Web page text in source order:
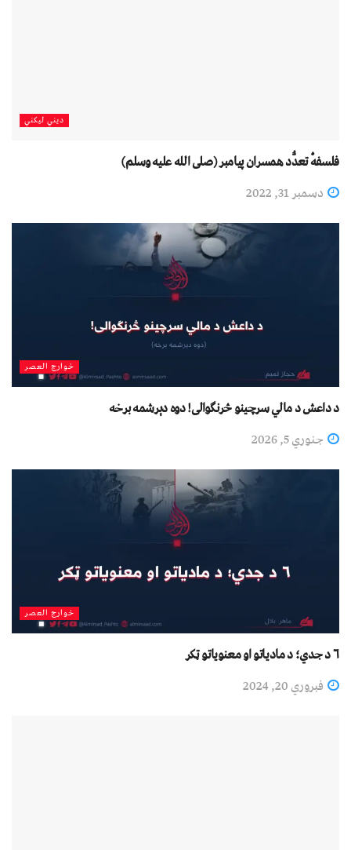
دیني لیکني
فلسفهٔ تعدُّد همسران پیامبر ‏‎)‎صلی الله علیه وسلم‎(‎
دسمبر 31, 2022
خوارج العصر
د داعش د مالي سرچینو څرنګوالی! دوه دېرشمه برخه
جنوري 5, 2026
خوارج العصر
۶ د جدي؛ د مادیاتو او معنویاتو ټکر
فبروري 20, 2024